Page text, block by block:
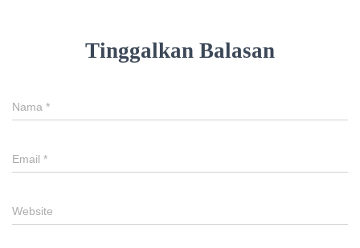
Tinggalkan Balasan
Nama *
Email *
Website